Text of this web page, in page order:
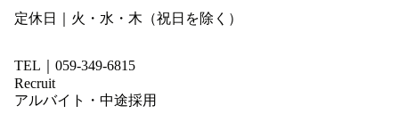
定休日｜火・水・木（祝日を除く）
TEL｜059-349-6815
Recruit
アルバイト・中途採用